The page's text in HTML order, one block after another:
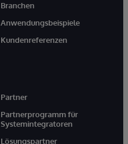
Branchen
Anwendungsbeispiele
Kundenreferenzen
Partner
Partnerprogramm für
Systemintegratoren
Lösungspartner